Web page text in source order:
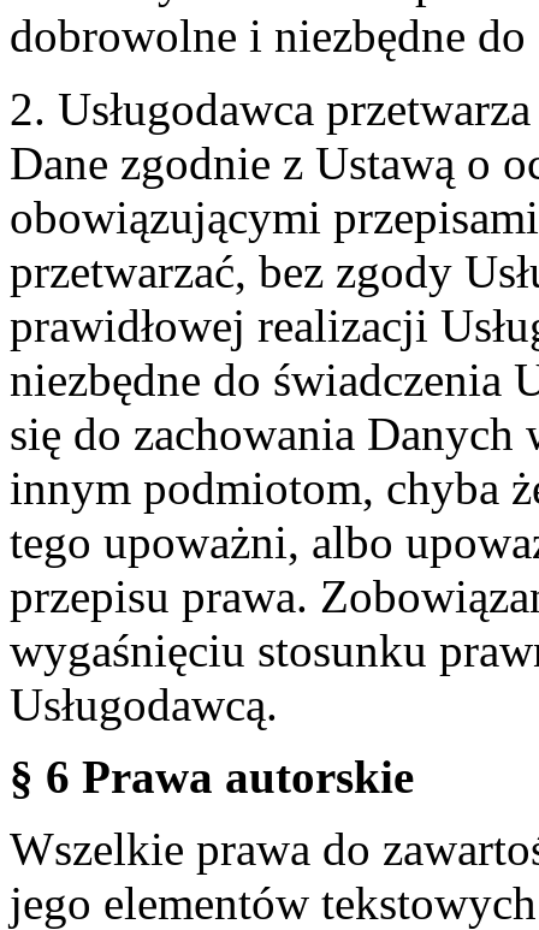
dobrowolne i niezbędne
2. Usługodawca
Dane zgodnie z Ustawą o
obowiązującymi
przetwarzać, bez zgody
prawidłowej realizacji
niezbędne do świadczenia
się do zachowania
innym podmiotom, chyba
tego upoważni, albo
przepisu prawa.
wygaśnięciu stosunku
Usługodawcą.
§ 6 Prawa autorskie
Wszelkie prawa do
jego elementów